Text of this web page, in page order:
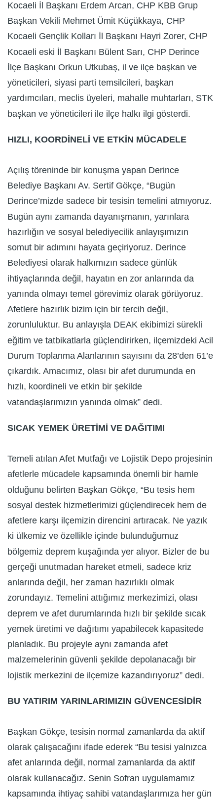
Kocaeli İl Başkanı Erdem Arcan, CHP KBB Grup
Başkan Vekili Mehmet Ümit Küçükkaya, CHP
Kocaeli Gençlik Kolları İl Başkanı Hayri Zorer, CHP
Kocaeli eski İl Başkanı Bülent Sarı, CHP Derince
İlçe Başkanı Orkun Utkubaş, il ve ilçe başkan ve
yöneticileri, siyasi parti temsilcileri, başkan
yardımcıları, meclis üyeleri, mahalle muhtarları, STK
başkan ve yöneticileri ile ilçe halkı ilgi gösterdi.
HIZLI, KOORDİNELİ VE ETKİN MÜCADELE
Açılış töreninde bir konuşma yapan Derince
Belediye Başkanı Av. Sertif Gökçe, “Bugün
Derince’mizde sadece bir tesisin temelini atmıyoruz.
Bugün aynı zamanda dayanışmanın, yarınlara
hazırlığın ve sosyal belediyecilik anlayışımızın
somut bir adımını hayata geçiriyoruz. Derince
Belediyesi olarak halkımızın sadece günlük
ihtiyaçlarında değil, hayatın en zor anlarında da
yanında olmayı temel görevimiz olarak görüyoruz.
Afetlere hazırlık bizim için bir tercih değil,
zorunluluktur. Bu anlayışla DEAK ekibimizi sürekli
eğitim ve tatbikatlarla güçlendirirken, ilçemizdeki Acil
Durum Toplanma Alanlarının sayısını da 28’den 61’e
çıkardık. Amacımız, olası bir afet durumunda en
hızlı, koordineli ve etkin bir şekilde
vatandaşlarımızın yanında olmak” dedi.
SICAK YEMEK ÜRETİMİ VE DAĞITIMI
Temeli atılan Afet Mutfağı ve Lojistik Depo projesinin
afetlerle mücadele kapsamında önemli bir hamle
olduğunu belirten Başkan Gökçe, “Bu tesis hem
sosyal destek hizmetlerimizi güçlendirecek hem de
afetlere karşı ilçemizin direncini artıracak. Ne yazık
ki ülkemiz ve özellikle içinde bulunduğumuz
bölgemiz deprem kuşağında yer alıyor. Bizler de bu
gerçeği unutmadan hareket etmeli, sadece kriz
anlarında değil, her zaman hazırlıklı olmak
zorundayız. Temelini attığımız merkezimizi, olası
deprem ve afet durumlarında hızlı bir şekilde sıcak
yemek üretimi ve dağıtımı yapabilecek kapasitede
planladık. Bu projeyle aynı zamanda afet
malzemelerinin güvenli şekilde depolanacağı bir
lojistik merkezini de ilçemize kazandırıyoruz” dedi.
BU YATIRIM YARINLARIMIZIN GÜVENCESİDİR
Başkan Gökçe, tesisin normal zamanlarda da aktif
olarak çalışacağını ifade ederek “Bu tesisi yalnızca
afet anlarında değil, normal zamanlarda da aktif
olarak kullanacağız. Senin Sofran uygulamamız
kapsamında ihtiyaç sahibi vatandaşlarımıza her gün